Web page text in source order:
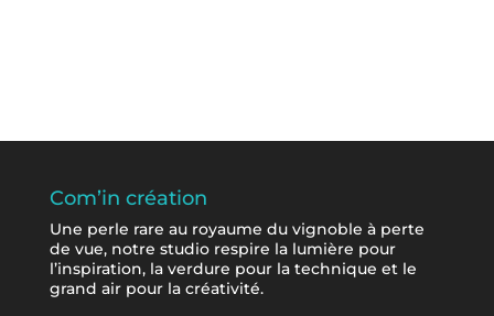
Com’in création
Une perle rare au royaume du vignoble à perte
de vue, notre studio respire la lumière pour
l’inspiration, la verdure pour la technique et le
grand air pour la créativité.